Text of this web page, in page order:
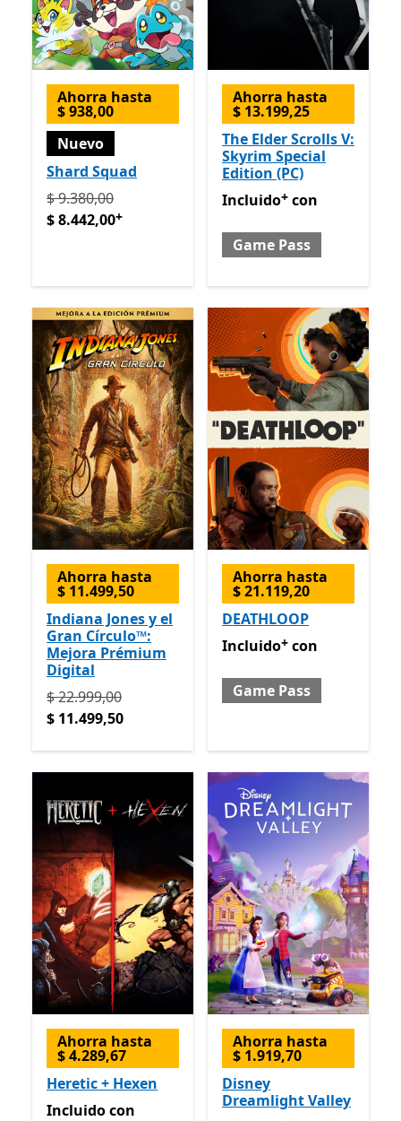
Ahorra hasta
$ 938,00
Nuevo
Shard Squad
Originalmente $ 9.380,00 ahora $ 8.442,00
$ 9.380,00
$ 8.442,00+
Ahorra hasta
$ 13.199,25
The Elder Scrolls V:
Skyrim Special
Edition (PC)
Incluido con Game Pass
Incluido+ con
Game Pass
Ahorra hasta
$ 11.499,50
Indiana Jones y el
Gran Círculo™:
Mejora Prémium
Digital
Originalmente $ 22.999,00 ahora $ 11.499,50
$ 22.999,00
$ 11.499,50
Ahorra hasta
$ 21.119,20
DEATHLOOP
Incluido con Game Pass
Incluido+ con
Game Pass
Ahorra hasta
$ 4.289,67
Heretic + Hexen
Incluido con Game Pass
Incluidocon
Ahorra hasta
$ 1.919,70
Disney
Dreamlight Valley